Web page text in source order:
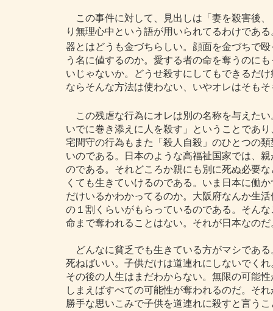
この事件に対して、見出しは「妻を殺害後
り無理心中という語が用いられてるわけであ
器とはどうも金づちらしい。顔面を金づちで
う名に値するのか。愛する者の命を奪うのに
いじゃないか。どうせ殺すにしてもできるだ
ならそんな方法は使わない、いやオレはそも
この残虐な行為にオレは別の名称を与えたい
いでに巻き添えに人を殺す」ということであ
宅間守の行為もまた「殺人自殺」のひとつの
いのである。日本のような高福祉国家では、
のである。それどころか親にも別に死ぬ必要
くても生きていけるのである。いま日本に働
だけいるかわかってるのか。大阪府なんか生
の１割くらいがもらっているのである。そん
命まで奪われることはない。それが日本なのだ
どんなに貧乏でも生きている方がマシであ
死ねばいい。子供だけは道連れにしないでく
その後の人生はまだわからない。無限の可能
しまえばすべての可能性が奪われるのだ。そ
勝手な思いこみで子供を道連れに殺すと言う